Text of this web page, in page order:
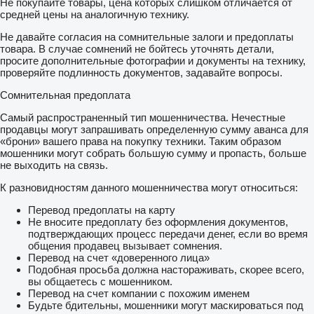
Не покупайте товары, цена которых слишком отличается от
средней цены на аналогичную технику.
Не давайте согласия на сомнительные залоги и предоплаты
товара. В случае сомнений не бойтесь уточнять детали,
просите дополнительные фотографии и документы на технику,
проверяйте подлинность документов, задавайте вопросы.
Сомнительная предоплата
Самый распространенный тип мошенничества. Нечестные
продавцы могут запрашивать определенную сумму аванса для
«брони» вашего права на покупку техники. Таким образом
мошенники могут собрать большую сумму и пропасть, больше
не выходить на связь.
К разновидностям данного мошенничества могут относиться:
Перевод предоплаты на карту
Не вносите предоплату без оформления документов,
подтверждающих процесс передачи денег, если во время
общения продавец вызывает сомнения.
Перевод на счет «доверенного лица»
Подобная просьба должна настораживать, скорее всего,
вы общаетесь с мошенником.
Перевод на счет компании с похожим именем
Будьте бдительны, мошенники могут маскироваться под